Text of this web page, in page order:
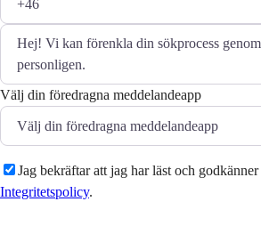
Välj din föredragna meddelandeapp
Jag bekräftar att jag har läst och godkänner
Integritetspolicy.